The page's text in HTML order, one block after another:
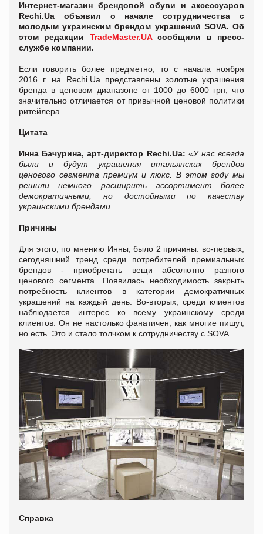
Интернет-магазин брендовой обуви и аксессуаров
Rechi.Ua объявил о начале сотрудничества с
молодым украинским брендом украшений SOVA. Об
этом редакции TradeMaster.UAсообщили в пресс-
службе компании.
Если говорить более предметно, то с начала ноября
2016 г. на Rechi.Ua представлены золотые украшения
бренда в ценовом диапазоне от 1000 до 6000 грн, что
значительно отличается от привычной ценовой политики
ритейлера.
Цитата
Инна Бачурина, арт-директор Rechi.Ua: «У нас всегда
были и будут украшения итальянских брендов
ценового сегмента премиум и люкс. В этом году мы
решили немного расширить ассортимент более
демократичными, но достойными по качеству
украинскими брендами.
Причины
Для этого, по мнению Инны, было 2 причины: во-первых,
сегодняшний тренд среди потребителей премиальных
брендов - приобретать вещи абсолютно разного
ценового сегмента. Появилась необходимость закрыть
потребность клиентов в категории демократичных
украшений на каждый день. Во-вторых, среди клиентов
наблюдается интерес ко всему украинскому среди
клиентов. Он не настолько фанатичен, как многие пишут,
но есть. Это и стало толчком к сотрудничеству с SOVA.
Справка